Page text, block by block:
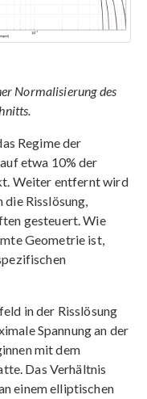
Normalisierung des
Regime der
etwa 10% der
Weiter entfernt wird
die Risslösung,
gesteuert. Wie
Geometrie ist,
in der Risslösung
Spannung an der
mit dem
Das Verhältnis
einem elliptischen